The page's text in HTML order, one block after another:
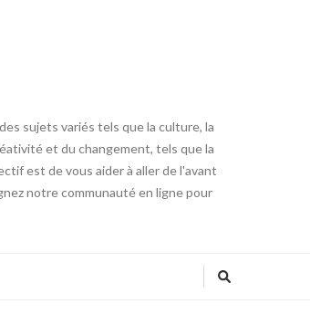
sujets variés tels que la culture, la
et du changement, tels que la
est de vous aider à aller de l'avant
notre communauté en ligne pour